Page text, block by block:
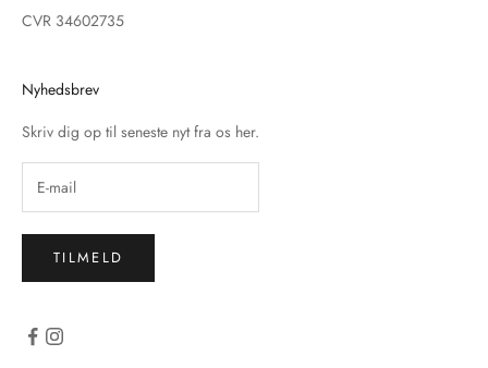
CVR 34602735
Nyhedsbrev
Skriv dig op til seneste nyt fra os her.
TILMELD